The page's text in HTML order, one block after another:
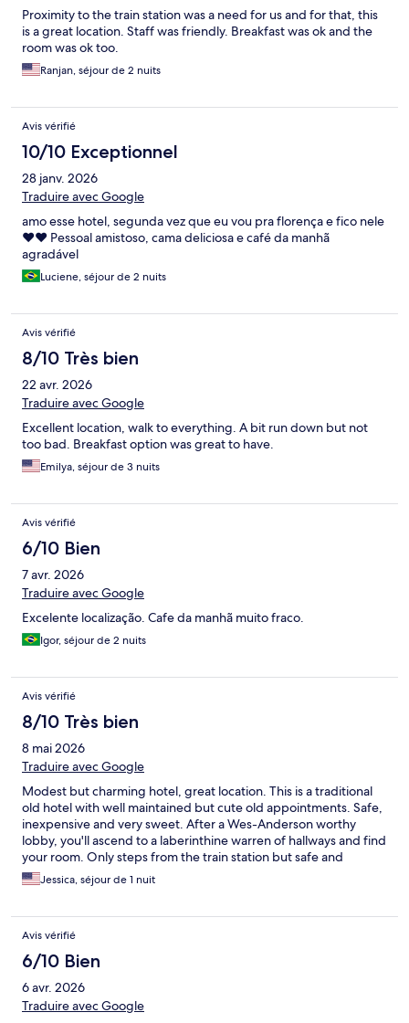
Proximity to the train station was a need for us and for that, this
is a great location. Staff was friendly. Breakfast was ok and the
room was ok too.
Ranjan, séjour de 2 nuits
Avis vérifié
10/10 Exceptionnel
28 janv. 2026
Traduire avec Google
amo esse hotel, segunda vez que eu vou pra florença e fico nele
❤️❤️ Pessoal amistoso, cama deliciosa e café da manhã
agradável
Luciene, séjour de 2 nuits
Avis vérifié
8/10 Très bien
22 avr. 2026
Traduire avec Google
Excellent location, walk to everything. A bit run down but not
too bad. Breakfast option was great to have.
Emilya, séjour de 3 nuits
Avis vérifié
6/10 Bien
7 avr. 2026
Traduire avec Google
Excelente localização. Cafe da manhã muito fraco.
Igor, séjour de 2 nuits
Avis vérifié
8/10 Très bien
8 mai 2026
Traduire avec Google
Modest but charming hotel, great location. This is a traditional
old hotel with well maintained but cute old appointments. Safe,
inexpensive and very sweet. After a Wes-Anderson worthy
lobby, you'll ascend to a laberinthine warren of hallways and find
your room. Only steps from the train station but safe and
walkable to all downtown sights.
Jessica, séjour de 1 nuit
Avis vérifié
6/10 Bien
6 avr. 2026
Traduire avec Google